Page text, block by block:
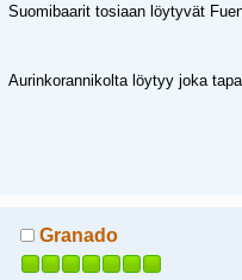
Suomibaarit tosiaan löytyvät
Aurinkorannikolta löytyy joka
Granado